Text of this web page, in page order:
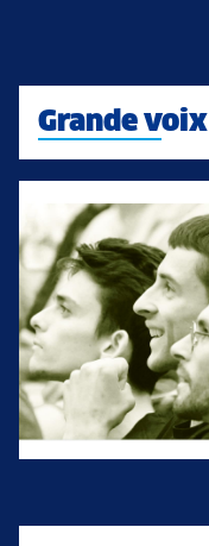
Grande voix